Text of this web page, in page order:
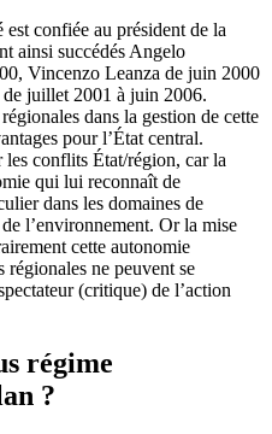
confiée au président de la
ainsi succédés Angelo
Vincenzo Leanza de juin 2000
juillet 2001 à juin 2006.
dans la gestion de cette
pour l’État central.
les conflits État/région, car la
qui lui reconnaît de
dans les domaines de
l’environnement. Or la mise
cette autonomie
régionales ne peuvent se
(critique) de l’action
régime
?